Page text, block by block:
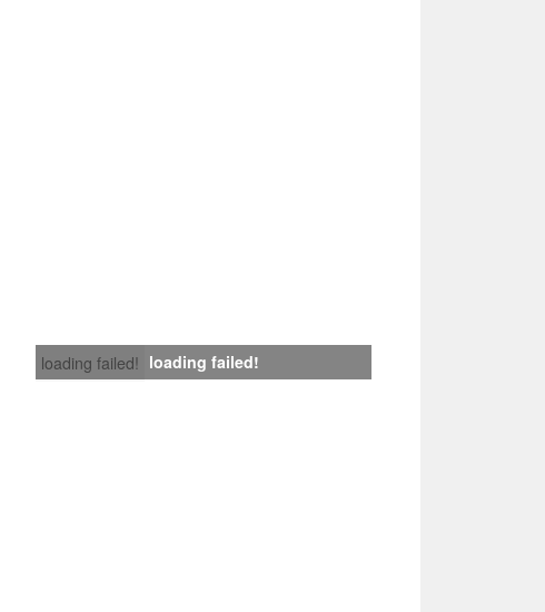
loading failed! loading failed!